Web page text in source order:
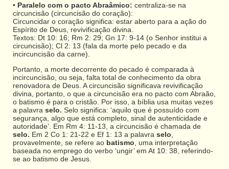
• Paralelo com o pacto Abraâmico: centraliza-se na
circuncisão (circuncisão do coração):
Circuncidar o coração significa: estar aberto para a ação do
Espírito de Deus, revivificação divina.
Textos: Dt 10: 16; Rm 2: 29; Gn 17: 9-14 (o Senhor institui a
circuncisão); Cl 2: 13 (fala da morte pelo pecado e da
incircuncisão da carne).
Portanto, a morte decorrente do pecado é comparada à
incircuncisão, ou seja, falta total de conhecimento da obra
renovadora de Deus. A circuncisão significava revivificação
divina, portanto, o que a circuncisão era no pacto com Abraão,
o batismo é para o cristão. Por isso, a bíblia usa muitas vezes
a palavra selo. Selo significa: ‘aquilo que é possuído com
segurança, algo que está completo, sinal de autenticidade e
autoridade’. Em Rm 4: 11-13, a circuncisão é chamada de
selo. Em 2 Co 1: 21-22 e Ef 1: 13 a palavra selo
provavelmente, se refere ao batismo , uma interpretação
baseada no emprego do verbo ‘ungir’ em At 10: 38, referindo-
se ao batismo de Jesus.